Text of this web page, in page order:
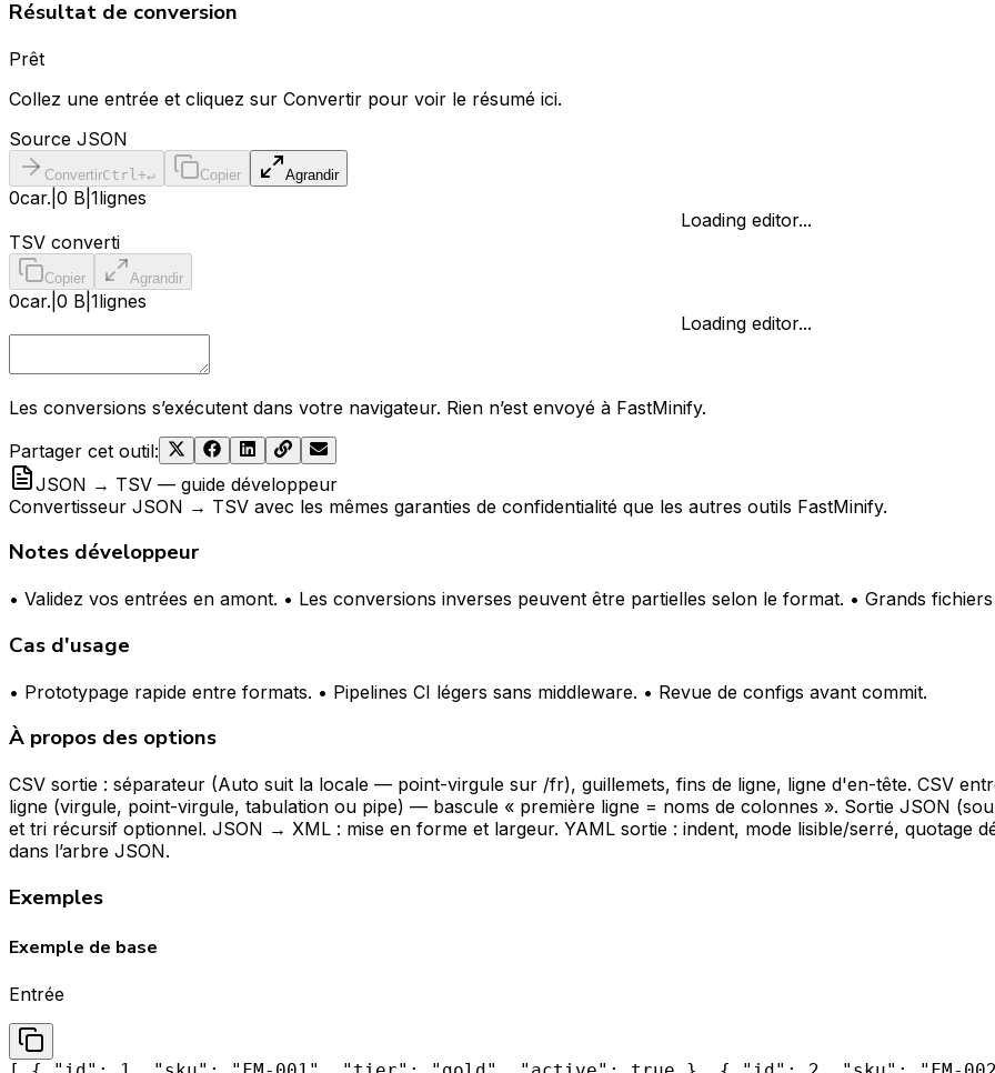
Résultat de conversion
Prêt
Collez une entrée et cliquez sur Convertir pour voir le résumé ici.
Source JSON
ConvertirCtrl+↵ Copier Agrandir
0car. 0 B 1lignes
Loading editor...
TSV converti
Copier Agrandir
0car. 0 B 1lignes
Loading editor...
Les conversions s’exécutent dans votre navigateur. Rien n’est envoyé à FastMinify.
Partager cet outil:
JSON → TSV — guide développeur
Convertisseur JSON → TSV avec les mêmes garanties de confidentialité que les autres outils FastMinify.
Notes développeur
• Validez vos entrées en amont. • Les conversions inverses peuvent être partielles selon le format. • Grands
Cas d'usage
• Prototypage rapide entre formats. • Pipelines CI légers sans middleware. • Revue de configs avant commit.
À propos des options
CSV sortie : séparateur (Auto suit la locale — point-virgule sur /fr), guillemets, fins de ligne, ligne d'en-tête. CSV
ligne (virgule, point-virgule, tabulation ou pipe) — bascule « première ligne = noms de colonnes ». Sortie JSON
et tri récursif optionnel. JSON → XML : mise en forme et largeur. YAML sortie : indent, mode lisible/serré, quotage
dans l’arbre JSON.
Exemples
Exemple de base
Entrée